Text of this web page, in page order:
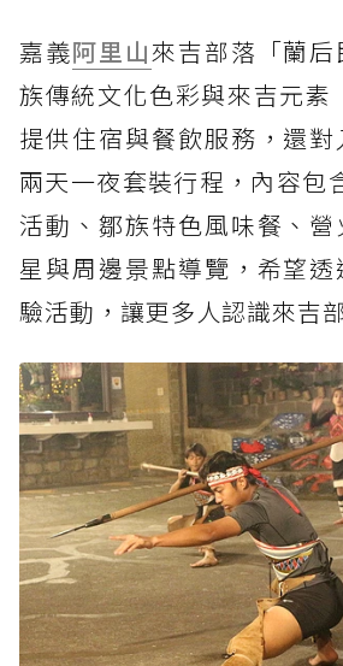
嘉義阿里山來吉部落「蘭
族傳統文化色彩與來吉元素
提供住宿與餐飲服務，還
兩天一夜套裝行程，內容包
活動、鄒族特色風味餐、
星與周邊景點導覽，希望
驗活動，讓更多人認識來吉